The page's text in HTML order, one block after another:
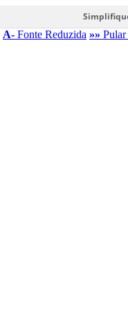
A- Fonte Reduzida »»